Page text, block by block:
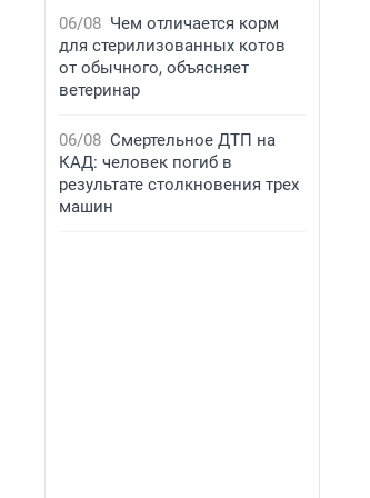
06/08 Чем отличается корм
для стерилизованных котов
от обычного, объясняет
ветеринар
06/08 Смертельное ДТП на
КАД: человек погиб в
результате столкновения трех
машин